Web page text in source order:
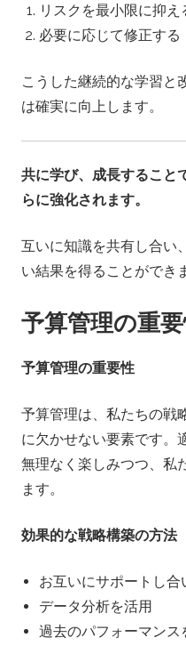
リスクを最小限に抑
必要に応じて修正する
こうした継続的な学習と
は確実に向上します。
共に学び、成長すること
らに強化されます。
互いに知識を共有し合い
い結果を得ることができ
予算管理の重
予算管理の重要性
予算管理は、私たちの戦
に欠かせない要素です。
無理なく楽しみつつ、私
ます。
効果的な戦略構築の方法
お互いにサポートし合
データ分析を活用
過去のパフォーマンス